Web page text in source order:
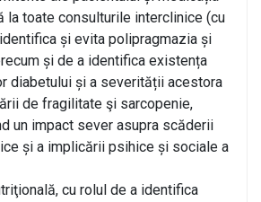
la toate consulturile interclinice (cu
și evita polipragmazia și
și de a identifica existența
diabetului și a severității acestora
de fragilitate şi sarcopenie,
un impact sever asupra scăderii
și a implicării psihice și sociale a
cu rolul de a identifica